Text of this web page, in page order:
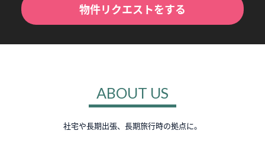
物件リクエストをする
ABOUT US
社宅や長期出張、長期旅行時の拠点に。